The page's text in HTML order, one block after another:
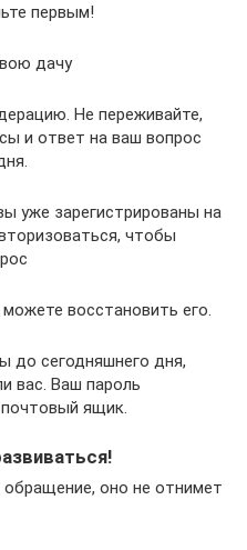
первым!
дачу
Не переживайте,
и ответ на ваш вопрос
уже зарегистрированы на
чтобы
восстановить его.
до сегодняшнего дня,
вас. Ваш пароль
ящик.
оно не отнимет